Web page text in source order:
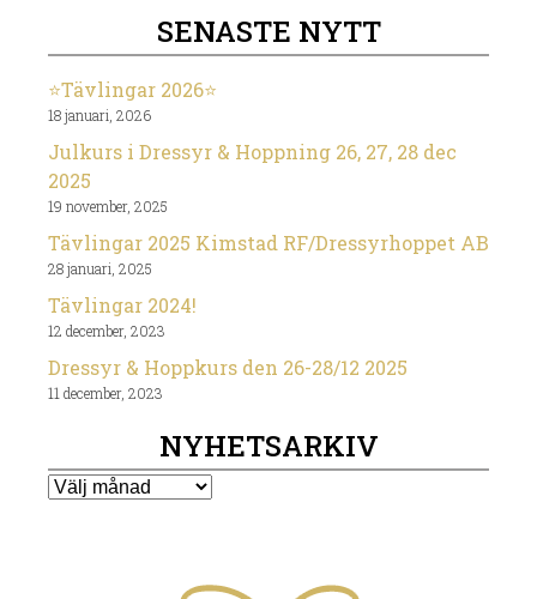
SENASTE NYTT
⭐️Tävlingar 2026⭐️
18 januari, 2026
Julkurs i Dressyr & Hoppning 26, 27, 28 dec
2025
19 november, 2025
Tävlingar 2025 Kimstad RF/Dressyrhoppet AB
28 januari, 2025
Tävlingar 2024!
12 december, 2023
Dressyr & Hoppkurs den 26-28/12 2025
11 december, 2023
NYHETSARKIV
Nyhetsarkiv